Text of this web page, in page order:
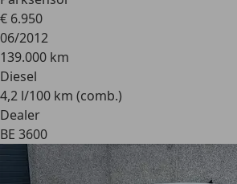
€ 6.950
06/2012
139.000 km
Diesel
4,2 l/100 km (comb.)
Dealer
BE 3600